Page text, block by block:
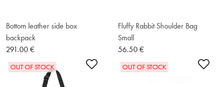
Bottom leather side box
backpack
291.00 €
Fluffy Rabbit Shoulder Bag
Small
56.50 €
Ajouter à la liste de souhaits
OUT OF STOCK OUT OF STOCK